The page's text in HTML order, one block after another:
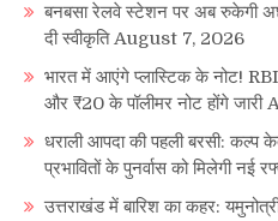
बनबसा रेलवे स्टेशन पर अब रुकेगी
दी स्वीकृति August 7, 2026
भारत में आएंगे प्लास्टिक के नोट!
और ₹20 के पॉलीमर नोट होंगे जारी
धराली आपदा की पहली बरसी: कल्प
प्रभावितों के पुनर्वास को मिलेगी नई
उत्तराखंड में बारिश का कहर: